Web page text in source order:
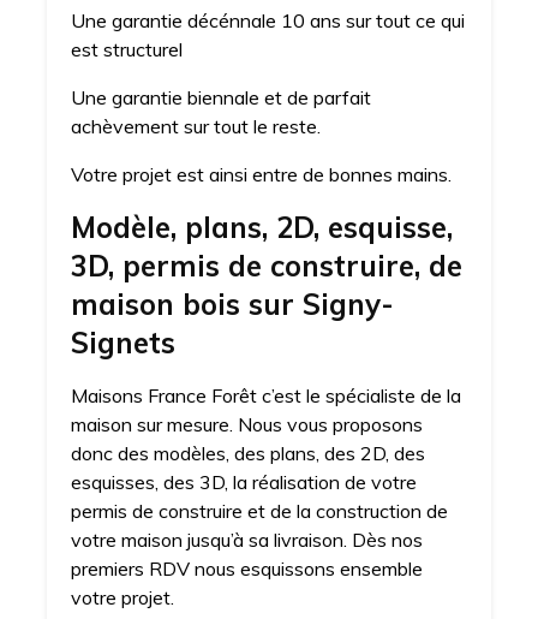
Une garantie décénnale 10 ans sur tout ce qui
est structurel
Une garantie biennale et de parfait
achèvement sur tout le reste.
Votre projet est ainsi entre de bonnes mains.
Modèle, plans, 2D, esquisse,
3D, permis de construire, de
maison bois sur Signy-
Signets
Maisons France Forêt c’est le spécialiste de la
maison sur mesure. Nous vous proposons
donc des modèles, des plans, des 2D, des
esquisses, des 3D, la réalisation de votre
permis de construire et de la construction de
votre maison jusqu’à sa livraison. Dès nos
premiers RDV nous esquissons ensemble
votre projet.